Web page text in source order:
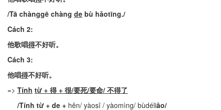
/Tā chànggē chàng de bù hǎotīng./
Cách 2:
他歌唱得不好听。
Cách 3:
他唱得不好听。
=> Tính từ + 得 + 很/要死/要命/ 不得了
/Tính từ + de + hěn/ yàosǐ / yàomìng/ bùdéliǎo/